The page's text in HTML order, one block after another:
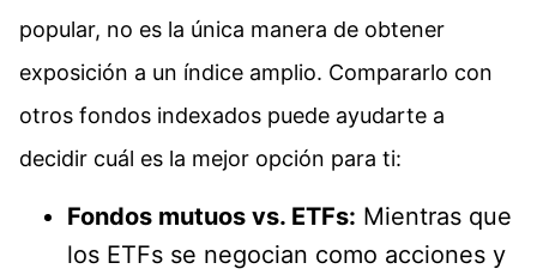
popular, no es la única manera de obtener
exposición a un índice amplio. Compararlo con
otros fondos indexados puede ayudarte a
decidir cuál es la mejor opción para ti:
Fondos mutuos vs. ETFs: Mientras que
los ETFs se negocian como acciones y